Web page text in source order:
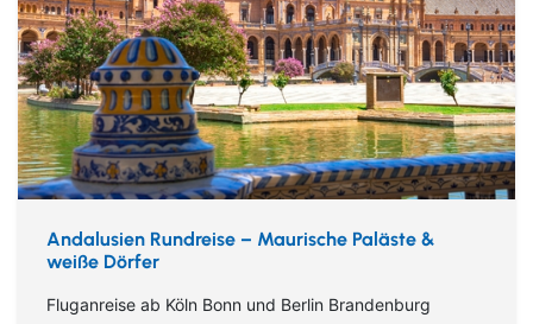
Andalusien Rundreise – Maurische Paläste &
weiße Dörfer
Fluganreise ab Köln Bonn und Berlin Brandenburg